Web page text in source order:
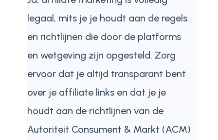
legaal, mits je je houdt aan de regels
en richtlijnen die door de platforms
en wetgeving zijn opgesteld. Zorg
ervoor dat je altijd transparant bent
over je affiliate links en dat je je
houdt aan de richtlijnen van de
Autoriteit Consument & Markt (ACM)